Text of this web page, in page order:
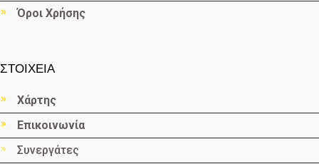
Όροι Χρήσης
ΣΤΟΙΧΕΙΑ
Χάρτης
Επικοινωνία
Συνεργάτες